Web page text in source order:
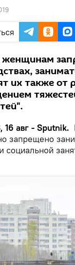
женщинам
их также от
авг - Sputnik.
запрещено
социальной